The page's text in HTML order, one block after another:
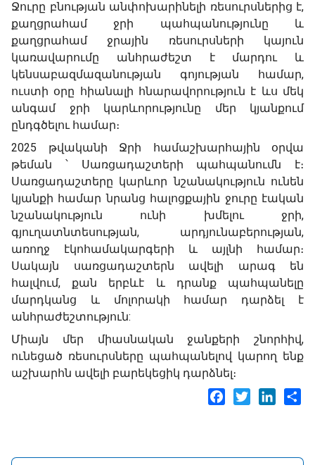
Ջուրը բնության անփոխարինելի ռեսուրսներից է,
քաղցրահամ ջրի պահպանությունը և
քաղցրահամ ջրային ռեսուրսների կայուն
կառավարումը անհրաժեշտ է մարդու և
կենսաբազմազանության գոյության համար,
ուստի օրը հիանալի հնարավորություն է ևս մեկ
անգամ ջրի կարևորությունը մեր կյանքում
ընդգծելու համար։
2025 թվականի Ջրի համաշխարհային օրվա
թեման ՝ Սառցադաշտերի պահպանումն է։
Սառցադաշտերը կարևոր նշանակություն ունեն
կյանքի համար նրանց հալոցքային ջուրը էական
նշանակություն ունի խմելու ջրի,
գյուղատնտեսության, արդյունաբերության,
առողջ էկոհամակարգերի և այլնի համար։
Սակայն սառցադաշտերն ավելի արագ են
հալվում, քան երբևէ և դրանք պահպանելը
մարդկանց և մոլորակի համար դարձել է
անհրաժեշտություն:
Միայն մեր միասնական ջանքերի շնորհիվ,
ունեցած ռեսուրսները պահպանելով կարող ենք
աշխարհն ավելի բարեկեցիկ դարձնել։
Facebook
Twitter